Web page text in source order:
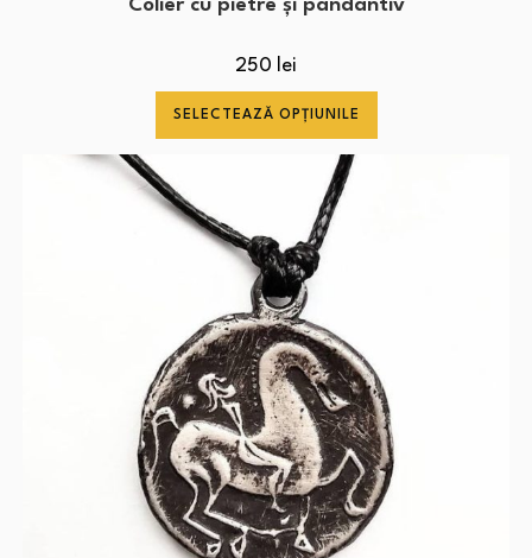
Colier cu pietre și pandantiv
250 lei
SELECTEAZĂ OPȚIUNILE